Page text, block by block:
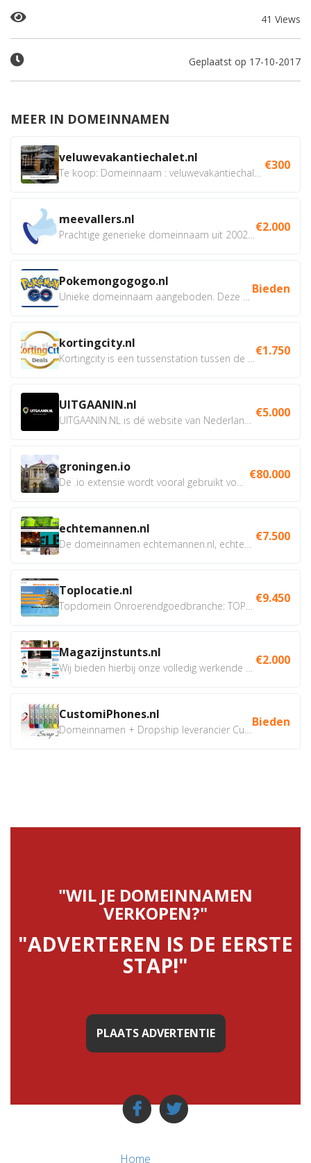
41 Views
Geplaatst op 17-10-2017
MEER IN DOMEINNAMEN
veluwevakantiechalet.nl €300
meevallers.nl €2.000
Pokemongogogo.nl Bieden
kortingcity.nl €1.750
UITGAANIN.nl €5.000
groningen.io €80.000
echtemannen.nl €7.500
Toplocatie.nl €9.450
Magazijnstunts.nl €2.000
CustomiPhones.nl Bieden
"WIL JE DOMEINNAMEN
VERKOPEN?"
"ADVERTEREN IS DE EERSTE
STAP!"
PLAATS ADVERTENTIE
Home